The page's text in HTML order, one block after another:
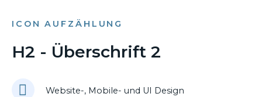
ICON AUFZÄHLUNG
H2 - Überschrift 2
Website-, Mobile- und UI Design